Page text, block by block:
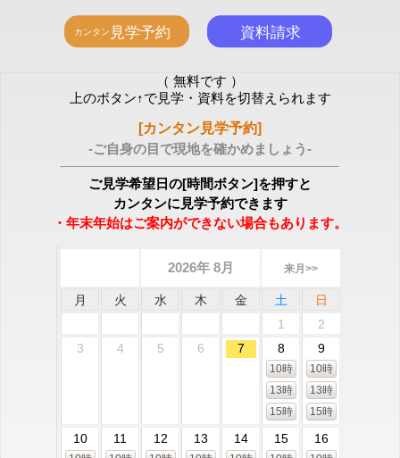
（ 無料です ）
上のボタン↑で見学・資料を切替えられます
[カンタン見学予約]
-ご自身の目で現地を確かめましょう-
ご見学希望日の[時間ボタン]を押すと
カンタンに見学予約できます
・年末年始はご案内ができない場合もあります。
2026年 8月 来月>>
月 火 水 木 金 土
日
1
2
3
4 5 6 7 8
10時
13時
15時
9
10時
13時
15時
10 11 12 13 14 15 16